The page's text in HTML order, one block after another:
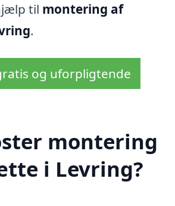
til montering af
.
og uforpligtende
montering
i Levring?